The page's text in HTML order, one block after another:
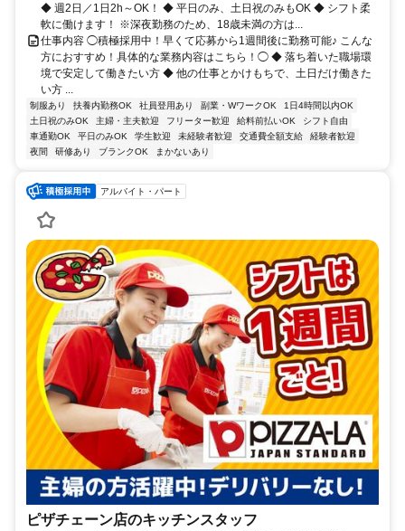
◆ 週2日／1日2h～OK！ ◆ 平日のみ、土日祝のみもOK ◆ シフト柔
軟に働けます！ ※深夜勤務のため、18歳未満の方は...
仕事内容 ◯積極採用中！早くて応募から1週間後に勤務可能♪ こんな
方におすすめ！具体的な業務内容はこちら！◯ ◆ 落ち着いた職場環
境で安定して働きたい方 ◆ 他の仕事とかけもちで、土日だけ働きた
い方 ...
制服あり 扶養内勤務OK 社員登用あり 副業・WワークOK
1日4時間以内OK
土日祝のみOK
主婦・主夫歓迎 フリーター歓迎 給料前払いOK
シフト自由
車通勤OK
平日のみOK 学生歓迎 未経験者歓迎 交通費全額支給
経験者歓迎
夜間
研修あり ブランクOK まかないあり
アルバイト・パート
ピザチェーン店のキッチンスタッフ